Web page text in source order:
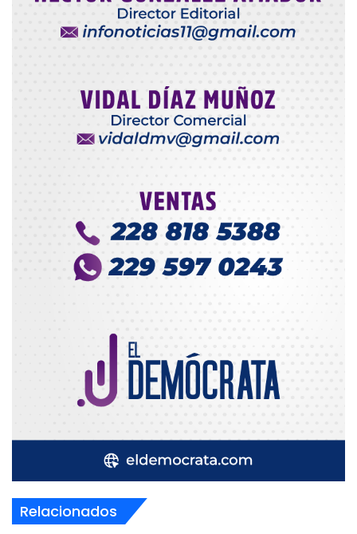
Relacionados